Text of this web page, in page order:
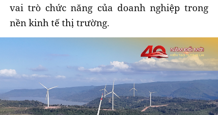
vai trò chức năng của doanh nghiệp trong
nền kinh tế thị trường.